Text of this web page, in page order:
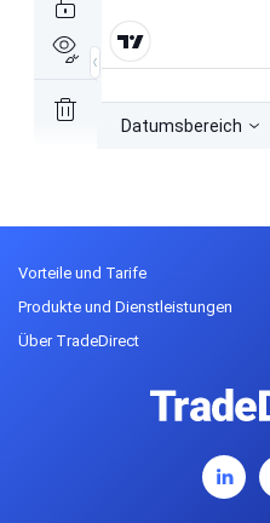
Vorteile und Tarife
Produkte und Dienstleistungen
Über TradeDirect